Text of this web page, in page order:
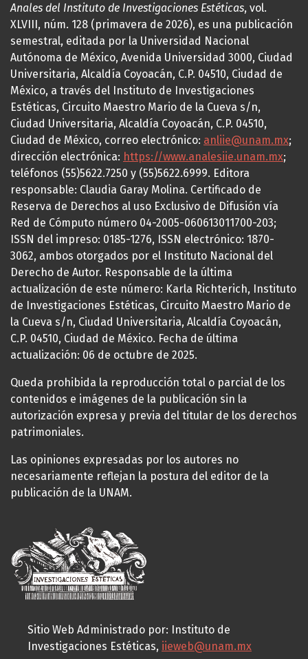
Anales del Instituto de Investigaciones Estéticas, vol.
XLVIII, núm. 128 (primavera de 2026), es una publicación
semestral, editada por la Universidad Nacional
Autónoma de México, Avenida Universidad 3000, Ciudad
Universitaria, Alcaldía Coyoacán, C.P. 04510, Ciudad de
México, a través del Instituto de Investigaciones
Estéticas, Circuito Maestro Mario de la Cueva s/n,
Ciudad Universitaria, Alcaldía Coyoacán, C.P. 04510,
Ciudad de México, correo electrónico: anliie@unam.mx;
dirección electrónica: https://www.analesiie.unam.mx;
teléfonos (55)5622.7250 y (55)5622.6999. Editora
responsable: Claudia Garay Molina. Certificado de
Reserva de Derechos al uso Exclusivo de Difusión vía
Red de Cómputo número 04-2005-060613011700-203;
ISSN del impreso: 0185-1276, ISSN electrónico: 1870-
3062, ambos otorgados por el Instituto Nacional del
Derecho de Autor. Responsable de la última
actualización de este número: Karla Richterich, Instituto
de Investigaciones Estéticas, Circuito Maestro Mario de
la Cueva s/n, Ciudad Universitaria, Alcaldía Coyoacán,
C.P. 04510, Ciudad de México. Fecha de última
actualización: 06 de octubre de 2025.
Queda prohibida la reproducción total o parcial de los
contenidos e imágenes de la publicación sin la
autorización expresa y previa del titular de los derechos
patrimoniales.
Las opiniones expresadas por los autores no
necesariamente reflejan la postura del editor de la
publicación de la UNAM.
Sitio Web Administrado por: Instituto de
Investigaciones Estéticas, iieweb@unam.mx